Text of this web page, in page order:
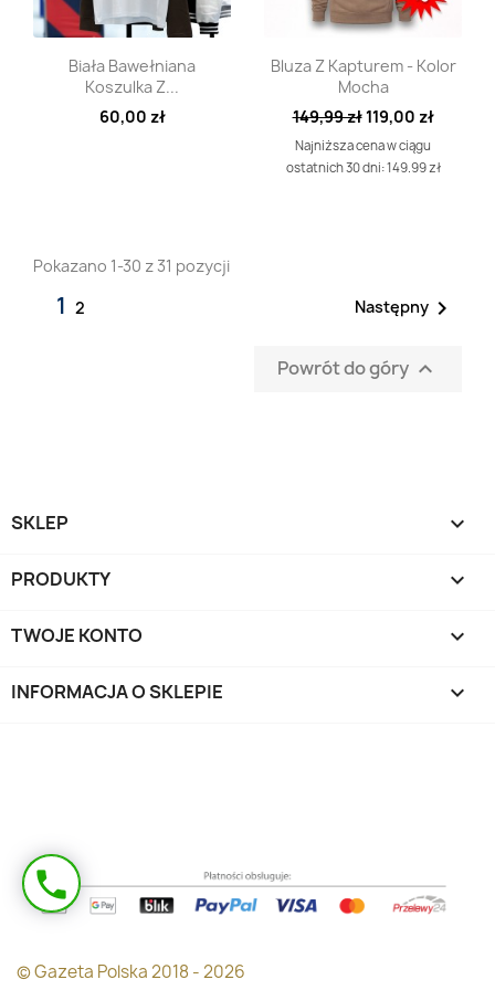
Szybki podgląd
Biała Bawełniana
Koszulka Z...
60,00 zł
Szybki podgląd
Bluza Z Kapturem - Kolor
Mocha
149,99 zł119,00 zł
Najniższa cena w ciągu
ostatnich 30 dni: 149.99 zł
Pokazano 1-30 z 31 pozycji
1 2 Następny 
Powrót do góry 
SKLEP 
PRODUKTY 
TWOJE KONTO 
INFORMACJA O SKLEPIE keyboard_arrow_down
Masz pytanie?
Oddzwonimy!
phone
© Gazeta Polska 2018 - 2026